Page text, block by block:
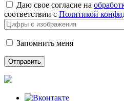
Даю свое согласие на
соответствии с Политикой
Запомнить меня